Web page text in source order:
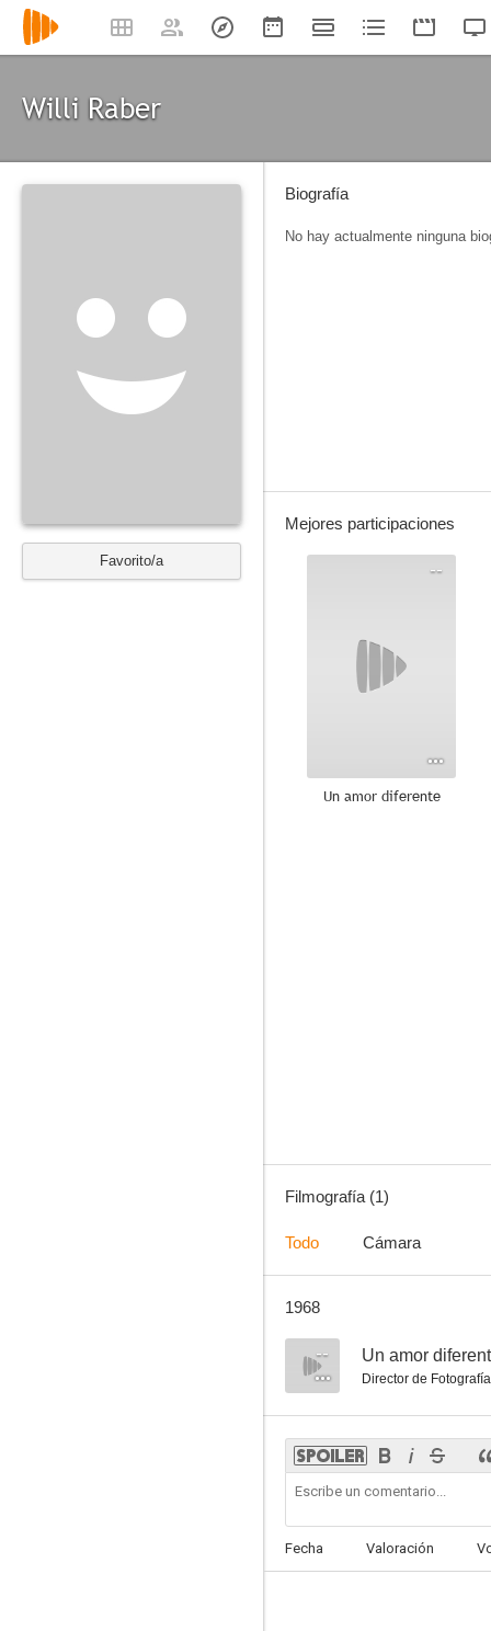
Willi Raber
Favorito/a
Biografía
No hay actualmente ninguna
Mejores participaciones
--
Un amor diferente
Filmografía (1)
Todo Cámara
1968
-- Un amor
Director de Fotografía
Fecha Valoración